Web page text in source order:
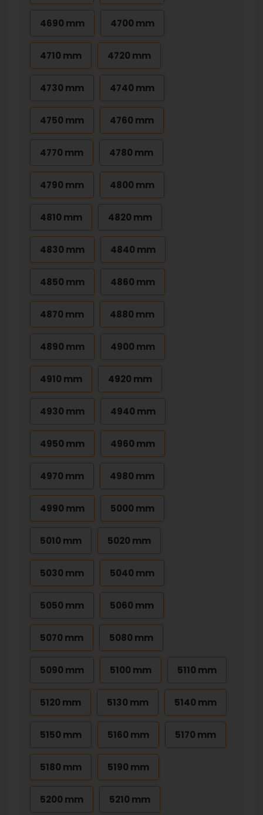
4690 mm 4700 mm
4710 mm 4720 mm
4730 mm 4740 mm
4750 mm 4760 mm
4770 mm 4780 mm
4790 mm 4800 mm
4810 mm 4820 mm
4830 mm 4840 mm
4850 mm 4860 mm
4870 mm 4880 mm
4890 mm 4900 mm
4910 mm 4920 mm
4930 mm 4940 mm
4950 mm 4960 mm
4970 mm 4980 mm
4990 mm 5000 mm
5010 mm 5020 mm
5030 mm 5040 mm
5050 mm 5060 mm
5070 mm 5080 mm
5090 mm 5100 mm 5110 mm
5120 mm 5130 mm 5140 mm
5150 mm 5160 mm 5170 mm
5180 mm 5190 mm
5200 mm 5210 mm